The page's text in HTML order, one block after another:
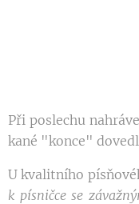
Při poslechu
kané "konce"
U kvalitního
k písničce se